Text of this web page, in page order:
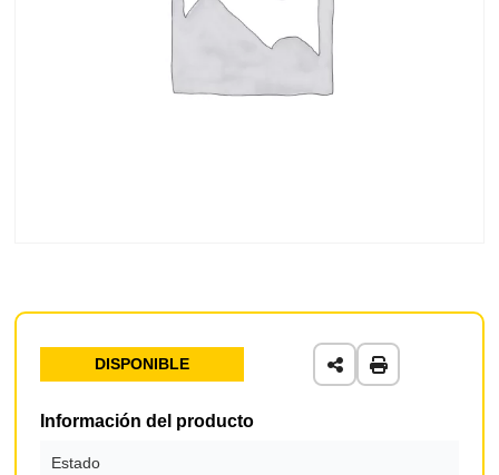
DISPONIBLE
Información del producto
Estado